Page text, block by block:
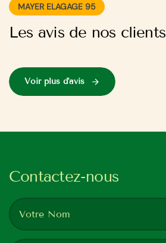
MAYER ELAGAGE 95
Les avis de nos clients
Voir plus d'avis
Contactez-nous